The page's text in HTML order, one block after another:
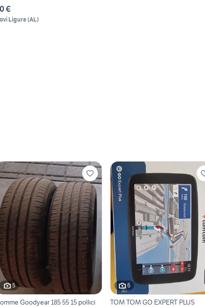
€
Ligure(AL)
5
Goodyear 185 55 15 pollici
6
TOM TOM GO EXPERT PLUS